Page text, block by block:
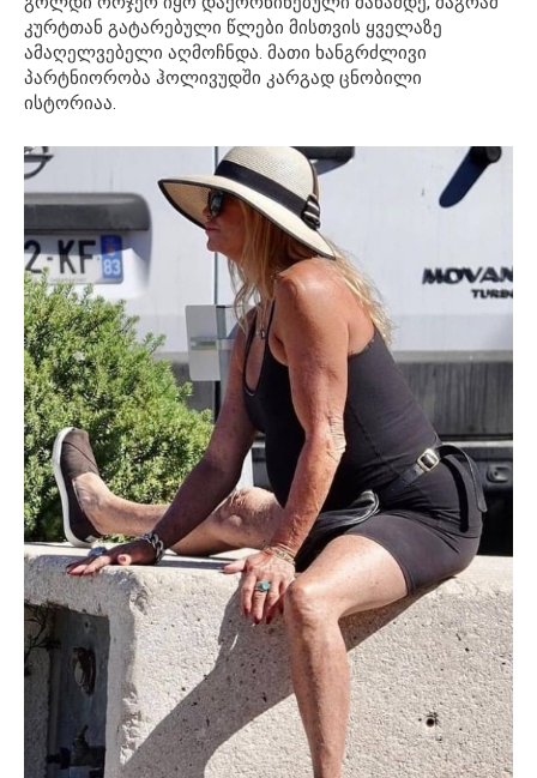
კურტთან გატარებული წლები მისთვის ყველაზე
ამაღელვებელი აღმოჩნდა. მათი ხანგრძლივი
პარტნიორობა ჰოლივუდში კარგად ცნობილი
ისტორიაა.